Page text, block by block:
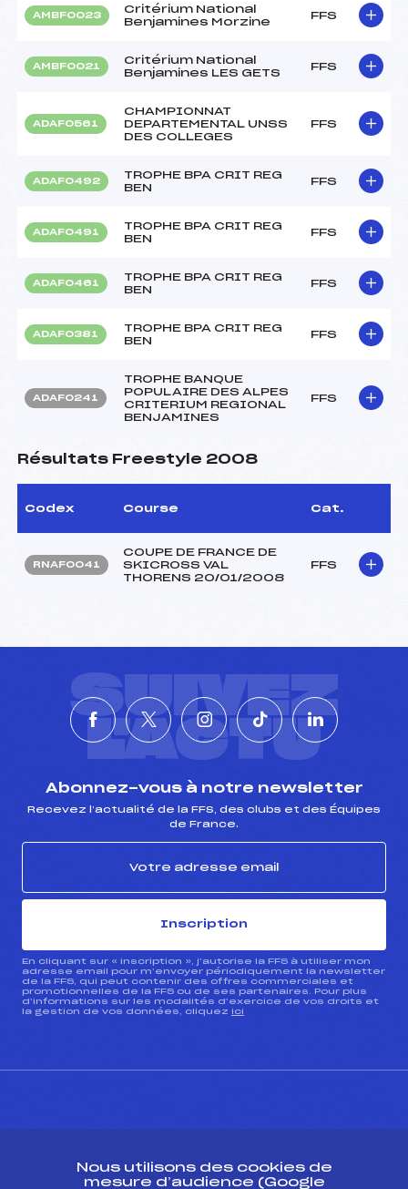
AMBF0023
Critérium National
Benjamines Morzine
FFS
AMBF0021
Critérium National
Benjamines LES GETS
FFS
ADAF0561
CHAMPIONNAT
DEPARTEMENTAL UNSS
DES COLLEGES
FFS
ADAF0492
TROPHE BPA CRIT REG
BEN
FFS
ADAF0491
TROPHE BPA CRIT REG
BEN
FFS
ADAF0461
TROPHE BPA CRIT REG
BEN
FFS
ADAF0381
TROPHE BPA CRIT REG
BEN
FFS
ADAF0241
TROPHE BANQUE
POPULAIRE DES ALPES
CRITERIUM REGIONAL
BENJAMINES
FFS
Résultats Freestyle 2008
Codex Course Cat.
RNAF0041
COUPE DE FRANCE DE
SKICROSS VAL
THORENS 20/01/2008
FFS
SUIVEZ
L'ACTU
Abonnez-vous à notre newsletter
Recevez l’actualité de la FFS, des clubs et des Équipes
de France.
Inscription
En cliquant sur « inscription », j’autorise la FFS à utiliser mon
adresse email pour m’envoyer périodiquement la newsletter
de la FFS, qui peut contenir des offres commerciales et
promotionnelles de la FFS ou de ses partenaires. Pour plus
d’informations sur les modalités d’exercice de vos droits et
la gestion de vos données, cliquez ici
ESPACE PRESSE
Nous utilisons des cookies de
mesure d’audience (Google